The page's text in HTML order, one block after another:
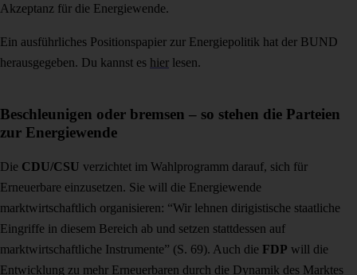
Akzeptanz für die Energiewende.
Ein ausführliches Positionspapier zur Energiepolitik hat der BUND
herausgegeben. Du kannst es hier lesen.
Beschleunigen oder bremsen – so stehen die Parteien
zur Energiewende
Die CDU/CSU verzichtet im Wahlprogramm darauf, sich für
Erneuerbare einzusetzen. Sie will die Energiewende
marktwirtschaftlich organisieren: “Wir lehnen dirigistische staatliche
Eingriffe in diesem Bereich ab und setzen stattdessen auf
marktwirtschaftliche Instrumente” (S. 69). Auch die FDP will die
Entwicklung zu mehr Erneuerbaren durch die Dynamik des Marktes